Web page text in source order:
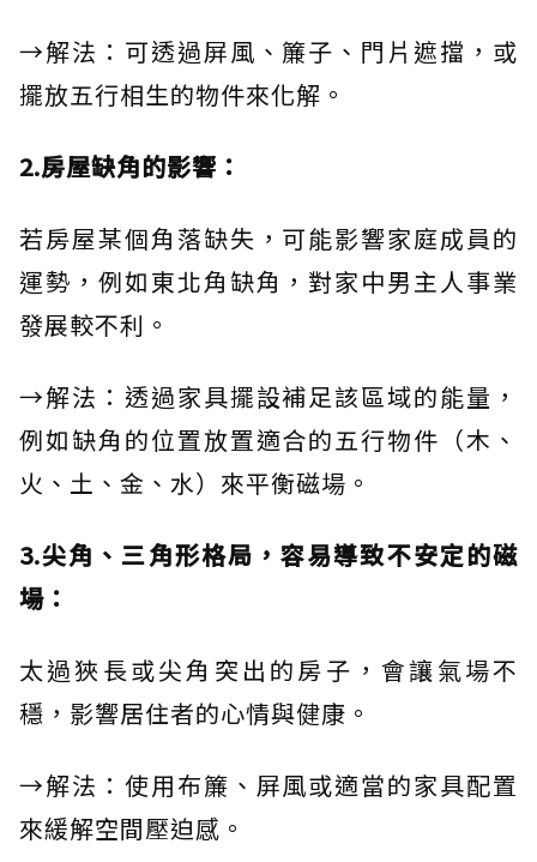
→解法：可透過屏風、簾子、門片遮擋，或
擺放五行相生的物件來化解。
2.房屋缺角的影響：
若房屋某個角落缺失，可能影響家庭成員的
運勢，例如東北角缺角，對家中男主人事業
發展較不利。
→解法：透過家具擺設補足該區域的能量，
例如缺角的位置放置適合的五行物件（木、
火、土、金、水）來平衡磁場。
3.尖角、三角形格局，容易導致不安定的磁
場：
太過狹長或尖角突出的房子，會讓氣場不
穩，影響居住者的心情與健康。
→解法：使用布簾、屏風或適當的家具配置
來緩解空間壓迫感。